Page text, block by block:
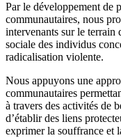
Par le développement de
communautaires, nous
intervenants sur le terrain
sociale des individus
radicalisation violente.
Nous appuyons une
communautaires
à travers des activités de
d’établir des liens
exprimer la souffrance et